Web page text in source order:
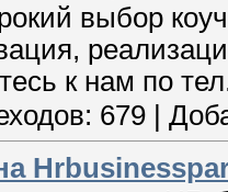
выбор
к нам по
679